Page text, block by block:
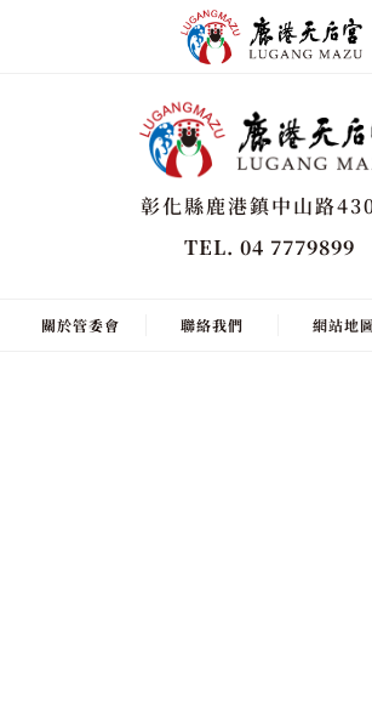
彰化縣鹿港鎮中山路
TEL. 04 7779899
關於管委會 聯絡我們 網站地